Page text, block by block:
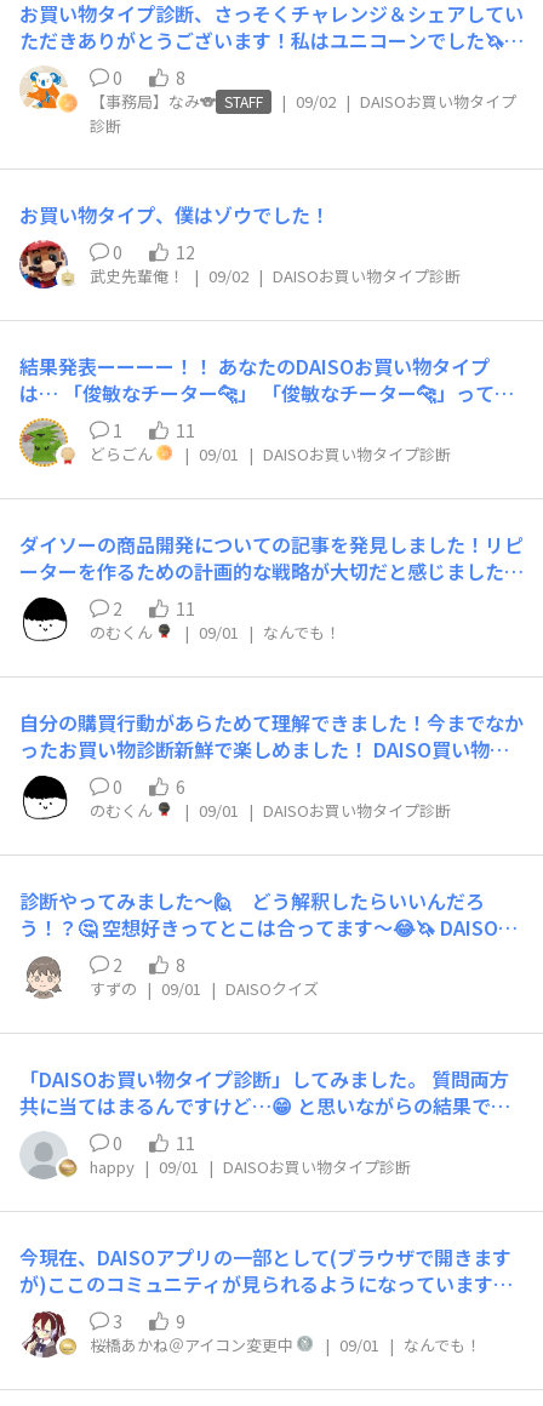
6.もしもあなたが友人へのちょっとしたプレゼントをDAI
SOで選ぶならどちらを重視しますか？ 相手が喜んでくれ
そうなキャラグッズやアクセサリーなど 診断お疲れさま
でした！ あなたのDAISOお買い物 タイプは… 「自由なチ
ョウ🦋」 相性ばっちりのバディは▼ 陽気なイルカ🐬 探
求するタコ 🐙 解説を読む📖
口コミをチェックしたり、詳しい友人に意見を聞いてから
買う ■14.「似たようなもの家にあるけど可愛いから欲し
い！」と思える雑貨に出会ったら…？ 「持っている物で
十分」と考えて衝動買いは控える ■15.あなたのDAISOで
の購買傾向はどちらに近いですか？ 日用品や消耗品など
ちらを重視しますか？ 相手が確実に使いそうなキッチン
用品や消耗品など実用的なもの 診断お疲れさまでした！
あなたのDAISOお買い物 タイプは… 「働き者のミツバチ
🐝」 相性ばっちりのバディは▼ 倹約家のリス 🐿️ 共感
するゾウ 🐘 解説を読む📖
お買い物タイプ診断、さっそくチャレンジ＆シェアしてい
ただきありがとうございます！私はユニコーンでした🦄✨
バディはカメレオンさん🦎とカンガルーさん🦘！ 各タイ
プの解説ページでバディとのお買い物はこんな風に楽しめ
るかも！というご紹介もありますので、合わせてぜひご覧
がかわいくてお気に入りです^^ DAISO買い物タイプ診断
■1.普段DAISOに行くきっかけはどちらが多いですか？
これがほしい！というアイテムがあり来店 ■2.お店へは
基本的にどんなスタイルで行きますか？ ひとりで自分の
ペースで見て回るほうが気楽で好き ■3.DAISOに着いて
ら？ ときめくキャラクター雑貨や季節のアイテムに出会
えたとき ■5.お目当ての商品が見つからないとき、あなた
はどうしますか？ 自分で探せる範囲でもう少し店内を探
してみる ■6.予定になかった商品をたまたま見つけて気
に入った場合、どうすることが多いですか？ 「使い道は
後で考えよう！」と、とりあえずカゴに入れる ■7.似たよ
多いですか？ デザインや色柄を見比べて、自分の好みに
一番合うものを選ぶ ■8.もしDAISOが季節限定の新シリ
ーズ（ハロウィンや桜グッズなど）を発売したら？ 「早
速チェック！」と新商品コーナーに直行してみる ■9.買
い物中、カゴに入れた商品の合計金額は気にしますか？
大体いくらになるか頭の中で計算している ■10.購入した
DAISO商品、どんな使い方が好きですか？ アイデアや工
夫で本来と違う使い方をするのが好き ■11.買った商品を
思わずシェア・おすすめしたくなる？ お気に入りはSNS
で紹介したり友達に教えたりしたい ■12.DAISOへの行き
方は次のどちらに近いですか？ 近くを通りかかったとき
か？ 口コミをチェックしたり、詳しい友人に意見を聞い
てから買う ■14.「似たようなもの家にあるけど可愛いか
ら欲しい！」と思える雑貨に出会ったら…？ 気に入った
ものはコレクション！後悔しないよう購入する ■15.あな
たのDAISOでの購買傾向はどちらに近いですか？ 気づく
と面白グッズやプチプラ雑貨などをつい買っている ■16.
で選ぶならどちらを重視しますか？ 相手が喜んでくれそ
うなキャラグッズやアクセサリーなど 診断お疲れさまで
した！ あなたのDAISOお買い物 タイプは… 「空想好きな
ユニコーン🦄」 相性ばっちりなバディは▼ ひらめきの
カメレオン🦎 お世話好きのカンガルー 🦘 解説を読む📖
0 8
【事務局】なみ🐨 STAFF | 09/02 | DAISOお買い物タイプ
診断
お買い物タイプ、僕はゾウでした！
0 12
武史先輩俺！ | 09/02 | DAISOお買い物タイプ診断
結果発表ーーーー！！ あなたのDAISOお買い物タイプ
は… 「俊敏なチーター🐆」 「俊敏なチーター🐆」ってど
んなひと？ 「俊敏なチーター🐆」は、DAISOの売り場を
自分の五感を刺激する冒険の場と捉えます。計画を立てる
よりも、「面白そう！」と感じた商品を直感的に手に取
り、その場で楽しむタイプです。SNSで話題の新商品は彼
性ばっちりのバディは▼ 器用なアライグマ 🦝 統率するラ
イオン 🦁 https://daiso-community.daisojapan.com/an
nouncements/03srxbkydgnxnggy これは…懐かしの動
物占い？ｗ あれは確か黒ヒョウだったような気がします
1 11
どらごん | 09/01 | DAISOお買い物タイプ診断
ダイソーの商品開発についての記事を発見しました！リピ
ーターを作るための計画的な戦略が大切だと感じました！
https://article.yahoo.co.jp/detail/7fcb93a8f234702f9
b3c7008c7043bd5a3eeacda
2 11
のむくん | 09/01 | なんでも！
自分の購買行動があらためて理解できました！今までなか
ったお買い物診断新鮮で楽しめました！ DAISO買い物タ
イプ診断 ■1.普段DAISOに行くきっかけはどちらが多い
ですか？ 宝探し感覚で、新商品や面白いグッズを見つけ
に来店 ■2.お店へは基本的にどんなスタイルで行きます
か？ ひとりで自分のペースで見て回るほうが気楽で好き
立つPOPからチェックする ■4.店内で見つけて一番ワク
ワクするのはどちら？ 「こんなの探してた！」という便
利アイテムに出会えたとき ■5.お目当ての商品が見つか
らないとき、あなたはどうしますか？ 自分で探せる範囲
たまたま見つけて気に入った場合、どうすることが多いで
すか？ 「本当に必要？」と一度立ち止まり、購入を見送
ることもある ■7.似たような商品が複数あるとき、どちら
のポイントで選ぶことが多いですか？ 値段や機能を見比
べて、一番コスパが良く実用的なものを選ぶ ■8.もしDAI
SOが季節限定の新シリーズ（ハロウィンや桜グッズな
計金額は気にしますか？ 大体いくらになるか頭の中で計
算している ■10.購入したDAISO商品、どんな使い方が好
きですか？ その商品本来の用途どおりに使う ■11.買った
商品を思わずシェア・おすすめしたくなる？ お気に入り
はSNSで紹介したり友達に教えたりしたい ■12.DAISOへ
の行き方は次のどちらに近いですか？ 日々の合間に行く
0 6
のむくん | 09/01 | DAISOお買い物タイプ診断
診断やってみました～🙋 どう解釈したらいいんだろ
う！？🤔 空想好きってとこは合ってます～😂🦄 DAISO買
い物タイプ診断 ■1.普段DAISOに行くきっかけはどちら
が多いですか？ 宝探し感覚で、新商品や面白いグッズを
見つけに来店 ■2.お店へは基本的にどんなスタイルで行
きますか？ ひとりで自分のペースで見て回るほうが気楽
品や目立つPOPからチェックする ■4.店内で見つけて一
番ワクワクするのはどちら？ ときめくキャラクター雑貨
や季節のアイテムに出会えたとき ■5.お目当ての商品が
見つからないとき、あなたはどうしますか？ 自分で探せ
商品をたまたま見つけて気に入った場合、どうすることが
多いですか？ 「使い道は後で考えよう！」と、とりあえ
ずカゴに入れる ■7.似たような商品が複数あるとき、どち
らのポイントで選ぶことが多いですか？ 値段や機能を見
比べて、一番コスパが良く実用的なものを選ぶ ■8.もしD
AISOが季節限定の新シリーズ（ハロウィンや桜グッズな
2 8
すずの | 09/01 | DAISOクイズ
「DAISOお買い物タイプ診断」してみました。 質問両方
共に当てはまるんですけど…😁 と思いながらの結果です
🤭 DAISOさんでの買い物はプチブロック(売り場は何時も
見に行きます)の購入がなければ会計含めて2分程度で終わ
ります。 (当然棚替えないことが前提です)
0 11
happy | 09/01 | DAISOお買い物タイプ診断
今現在、DAISOアプリの一部として(ブラウザで開きます
が)ここのコミュニティが見られるようになっています。
個人的に実現してほしいと思っているのが、コミュニティ
の単体アプリを出して欲しいなと思っています。(投稿や
閲覧に制限をかけてもいいので) ……という、しがない一
般ユーザーが呟いてみました。はい。 運営様、長時間の
3 9
桜橋あかね＠アイコン変更中 | 09/01 | なんでも！